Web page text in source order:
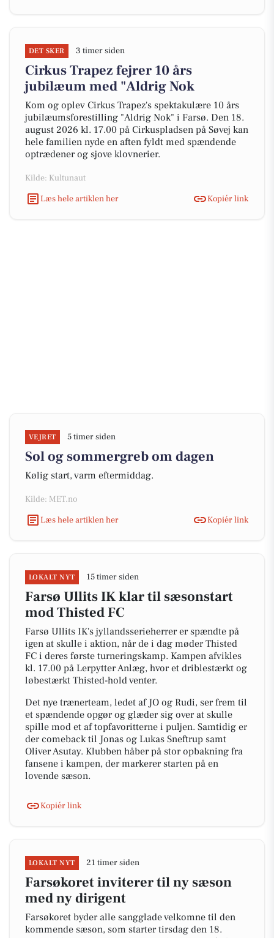
DET SKER 3 timer siden
Cirkus Trapez fejrer 10 års
jubilæum med "Aldrig Nok
Kom og oplev Cirkus Trapez's spektakulære 10 års
jubilæumsforestilling "Aldrig Nok" i Farsø. Den 18.
august 2026 kl. 17.00 på Cirkuspladsen på Søvej kan
hele familien nyde en aften fyldt med spændende
optrædener og sjove klovnerier.
Kilde: Kultunaut
Læs hele artiklen her
Kopiér link
VEJRET 5 timer siden
Sol og sommergreb om dagen
Kølig start, varm eftermiddag.
Kilde: MET.no
Læs hele artiklen her
Kopiér link
LOKALT NYT 15 timer siden
Farsø Ullits IK klar til sæsonstart
mod Thisted FC
Farsø Ullits IK's jyllandsserieherrer er spændte på
igen at skulle i aktion, når de i dag møder Thisted
FC i deres første turneringskamp. Kampen afvikles
kl. 17.00 på Lerpytter Anlæg, hvor et driblestærkt og
løbestærkt Thisted-hold venter.
Det nye trænerteam, ledet af JO og Rudi, ser frem til
et spændende opgør og glæder sig over at skulle
spille mod et af topfavoritterne i puljen. Samtidig er
der comeback til Jonas og Lukas Sneftrup samt
Oliver Asutay. Klubben håber på stor opbakning fra
fansene i kampen, der markerer starten på en
lovende sæson.
Kopiér link
LOKALT NYT 21 timer siden
Farsøkoret inviterer til ny sæson
med ny dirigent
Farsøkoret byder alle sangglade velkomne til den
kommende sæson, som starter tirsdag den 18.